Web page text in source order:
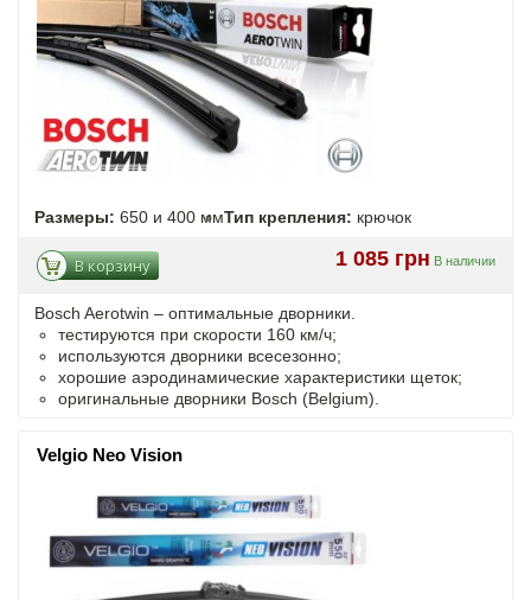
Размеры: 650 и 400 ммТип крепления: крючок
1 085 грн В наличии
В корзину
Bosch Aerotwin – оптимальные дворники.
тестируются при скорости 160 км/ч;
используются дворники всесезонно;
хорошие аэродинамические характеристики щеток;
оригинальные дворники Bosch (Belgium).
Velgio Neo Vision